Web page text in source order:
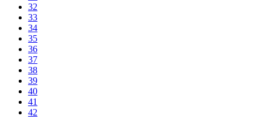
32
33
34
35
36
37
38
39
40
41
42